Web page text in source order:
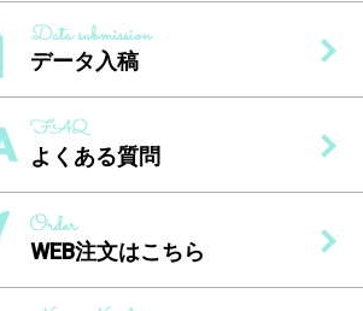
データ入稿
よくある質問
WEB注文はこちら